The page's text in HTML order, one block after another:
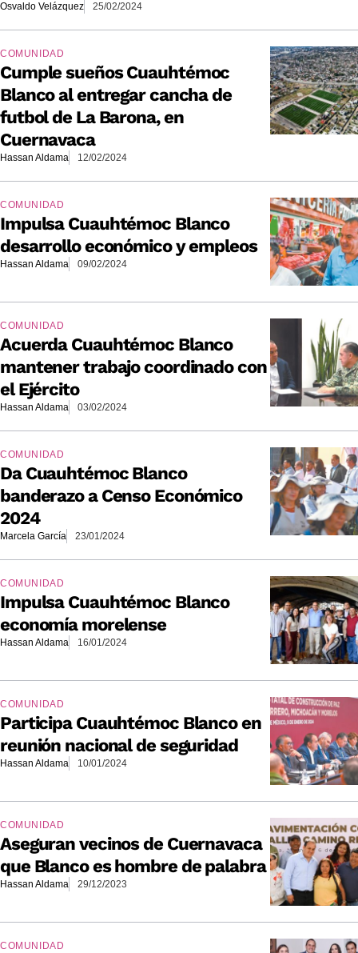
Osvaldo Velázquez 25/02/2024
COMUNIDAD
Cumple sueños Cuauhtémoc
Blanco al entregar cancha de
futbol de La Barona, en
Cuernavaca
Hassan Aldama 12/02/2024
COMUNIDAD
Impulsa Cuauhtémoc Blanco
desarrollo económico y empleos
Hassan Aldama 09/02/2024
COMUNIDAD
Acuerda Cuauhtémoc Blanco
mantener trabajo coordinado con
el Ejército
Hassan Aldama 03/02/2024
COMUNIDAD
Da Cuauhtémoc Blanco
banderazo a Censo Económico
2024
Marcela García 23/01/2024
COMUNIDAD
Impulsa Cuauhtémoc Blanco
economía morelense
Hassan Aldama 16/01/2024
COMUNIDAD
Participa Cuauhtémoc Blanco en
reunión nacional de seguridad
Hassan Aldama 10/01/2024
COMUNIDAD
Aseguran vecinos de Cuernavaca
que Blanco es hombre de palabra
Hassan Aldama 29/12/2023
COMUNIDAD